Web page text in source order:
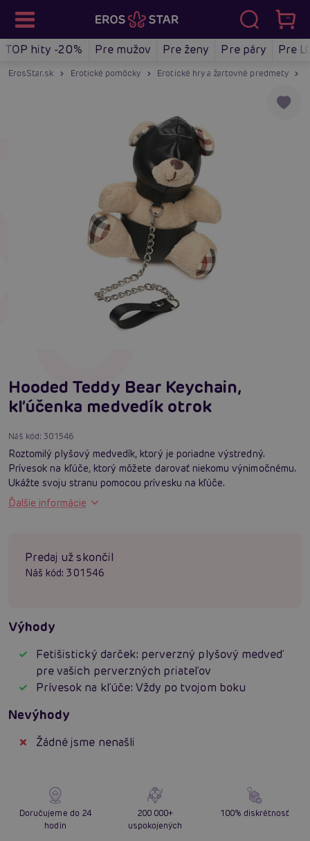
TOP hity -20% Pre mužov Pre ženy Pre páry Pre
ErosStar.sk Erotické pomôcky Erotické hry a žartovné predmety
Hooded Teddy Bear Keychain,
kľúčenka medvedík otrok
Náš kód:301546
Roztomilý plyšový medvedík, ktorý je poriadne výstredný.
Prívesok na kľúče, ktorý môžete darovať niekomu výnimočnému.
Ukážte svoju stranu pomocou prívesku na kľúče.
Ďalšie informácie
Predaj už skončil
Náš kód: 301546
Výhody
Fetišistický darček: perverzný plyšový medveď
pre vašich perverzných priateľov
Prívesok na kľúče: Vždy po tvojom boku
Nevýhody
Žádné jsme nenašli
Doručujeme do 24
hodín
200 000+
uspokojených
100% diskrétnosť